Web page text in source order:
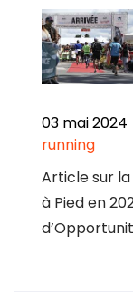
03 mai 2024
running
Article sur la
à Pied en